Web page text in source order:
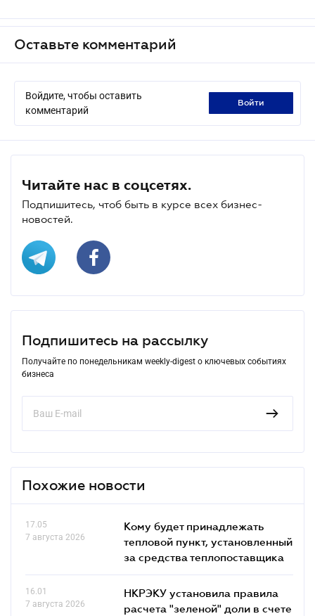
Оставьте комментарий
Войдите, чтобы оставить
комментарий
войти
Читайте нас в соцсетях.
Подпишитесь, чтоб быть в курсе всех бизнес-
новостей.
Подпишитесь на рассылку
Получайте по понедельникам weekly-digest о ключевых событиях
бизнеса
Похожие новости
17.05
7 августа 2026
Кому будет принадлежать
тепловой пункт, установленный
за средства теплопоставщика
16.01
7 августа 2026
НКРЭКУ установила правила
расчета "зеленой" доли в счете